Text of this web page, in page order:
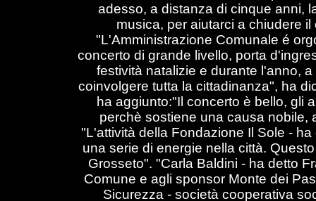
adesso, a distanza di cinque anni,
musica, per aiutarci a chiudere
"L'Amministrazione Comunale é
concerto di grande livello, porta
festività natalizie e durante l'anno,
coinvolgere tutta la cittadinanza", ha
ha aggiunto:"Il concerto è bello, gli
perchè sostiene una causa nobile,
"L'attività della Fondazione Il Sole -
una serie di energie nella città.
Grosseto". "Carla Baldini - ha detto
Comune e agli sponsor Monte dei
Sicurezza - società cooperativa